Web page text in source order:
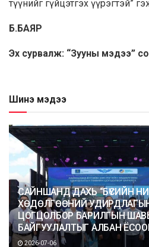
түүнийг гүйцэтгэх үүрэгтэй”
Б.БАЯР
Эх сурвалж: “Зууны мэдээ”
Шинэ мэдээ
САЙНШАНД ДАХЬ “БҮСИЙН
ХӨДӨЛГӨӨНИЙ
ЦОГЦОЛБОР БАРИЛГЫН
БАЙГУУЛАЛТЫГ АЛБАН
2026-07-06